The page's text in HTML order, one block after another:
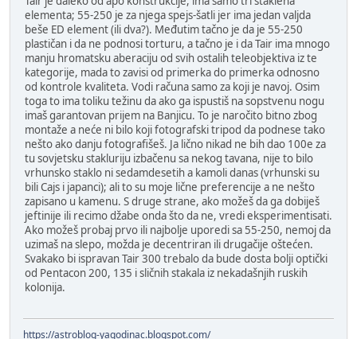
elementa; 55-250 je za njega spejs-šatli jer ima jedan valjda
beše ED element (ili dva?). Međutim tačno je da je 55-250
plastičan i da ne podnosi torturu, a tačno je i da Tair ima mnogo
manju hromatsku aberaciju od svih ostalih teleobjektiva iz te
kategorije, mada to zavisi od primerka do primerka odnosno
od kontrole kvaliteta. Vodi računa samo za koji je navoj. Osim
toga to ima toliku težinu da ako ga ispustiš na sopstvenu nogu
imaš garantovan prijem na Banjicu. To je naročito bitno zbog
montaže a neće ni bilo koji fotografski tripod da podnese tako
nešto ako danju fotografišeš. Ja lično nikad ne bih dao 100e za
tu sovjetsku stakluriju izbačenu sa nekog tavana, nije to bilo
vrhunsko staklo ni sedamdesetih a kamoli danas (vrhunski su
bili Cajs i japanci); ali to su moje lične preferencije a ne nešto
zapisano u kamenu. S druge strane, ako možeš da ga dobiješ
jeftinije ili recimo džabe onda što da ne, vredi eksperimentisati.
Ako možeš probaj prvo ili najbolje uporedi sa 55-250, nemoj da
uzimaš na slepo, možda je decentriran ili drugačije oštećen.
Svakako bi ispravan Tair 300 trebalo da bude dosta bolji optički
od Pentacon 200, 135 i sličnih stakala iz nekadašnjih ruskih
kolonija.
https://astroblog-yagodinac.blogspot.com/